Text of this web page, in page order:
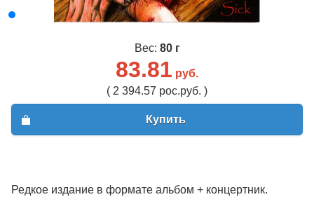
Вес: 80 г
83.81 руб.
( 2 394.57 рос.руб. )
Купить
Редкое издание в формате альбом + концертник.